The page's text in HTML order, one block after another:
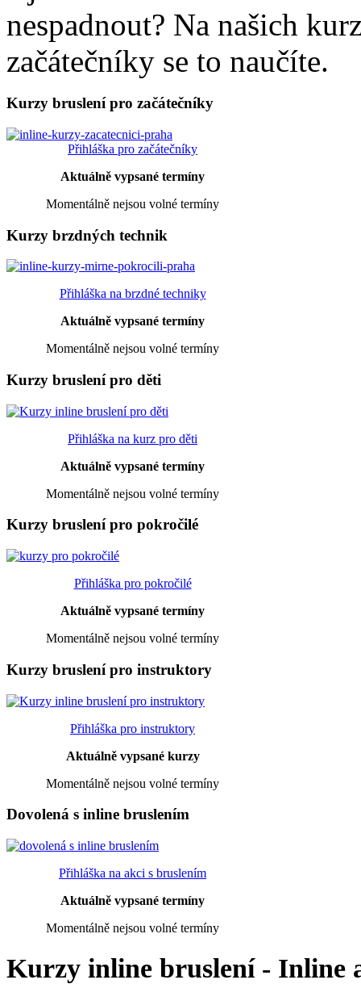
nespadnout? Na našich
začátečníky se to naučíte.
Kurzy bruslení pro začátečníky
Přihláška pro začátečníky
Aktuálně vypsané termíny
Momentálně nejsou volné termíny
Kurzy brzdných technik
Přihláška na brzdné techniky
Aktuálně vypsané termíny
Momentálně nejsou volné termíny
Kurzy bruslení pro děti
Přihláška na kurz pro děti
Aktuálně vypsané termíny
Momentálně nejsou volné termíny
Kurzy bruslení pro pokročilé
Přihláška pro pokročilé
Aktuálně vypsané termíny
Momentálně nejsou volné termíny
Kurzy bruslení pro instruktory
Přihláška pro instruktory
Aktuálně vypsané kurzy
Momentálně nejsou volné termíny
Dovolená s inline bruslením
Přihláška na akci s bruslením
Aktuálně vypsané termíny
Momentálně nejsou volné termíny
Kurzy inline bruslení - Inline